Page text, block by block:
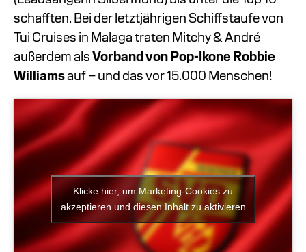
schafften. Bei der letztjährigen Schiffstaufe von
Tui Cruises in Malaga traten Mitchy & André
außerdem als Vorband von Pop-Ikone Robbie
Williamsauf – und das vor 15.000 Menschen!
Klicke hier, um Marketing-Cookies zu
akzeptieren und diesen Inhalt zu aktivieren